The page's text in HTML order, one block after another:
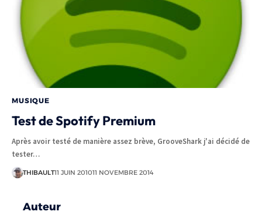
MUSIQUE
Test de Spotify Premium
Après avoir testé de manière assez brève, GrooveShark j'ai décidé de
tester…
THIBAULT11 JUIN 201011 NOVEMBRE 2014
Auteur